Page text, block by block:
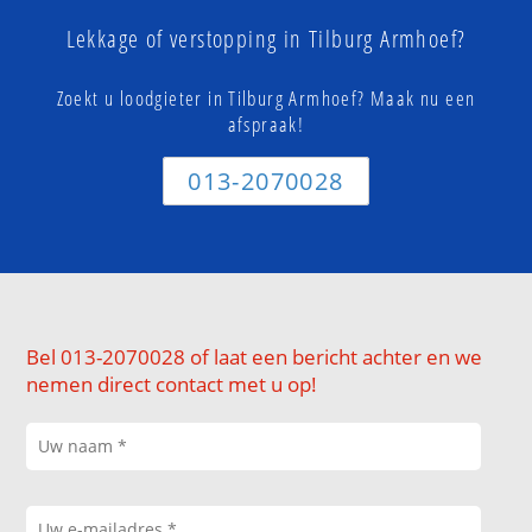
Lekkage of verstopping in Tilburg Armhoef?
Zoekt u loodgieter in Tilburg Armhoef? Maak nu een
afspraak!
013-2070028
Bel 013-2070028 of laat een bericht achter en we
nemen direct contact met u op!